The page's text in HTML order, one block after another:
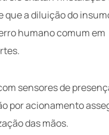
a diluição do
humano comum em
sensores de
por acionamento
das mãos.